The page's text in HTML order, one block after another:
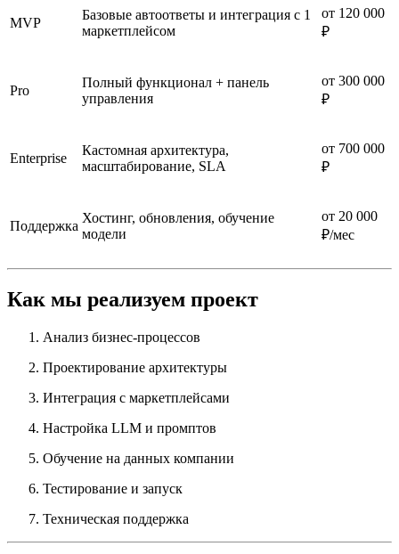
MVP
Базовые автоответы и интеграция с 1
маркетплейсом
от 120 000
₽
Pro
Полный функционал + панель
управления
от 300 000
₽
Enterprise
Кастомная архитектура,
масштабирование, SLA
от 700 000
₽
Поддержка
Хостинг, обновления, обучение
модели
от 20 000
₽/мес
Как мы реализуем проект
Анализ бизнес-процессов
Проектирование архитектуры
Интеграция с маркетплейсами
Настройка LLM и промптов
Обучение на данных компании
Тестирование и запуск
Техническая поддержка